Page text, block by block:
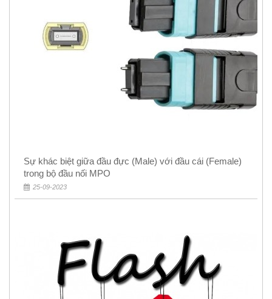
Sự khác biệt giữa đầu đực (Male) với đầu cái (Female)
trong bộ đầu nối MPO
25-09-2023